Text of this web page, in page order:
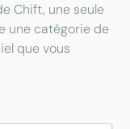
Chift, une seule
une catégorie de
que vous